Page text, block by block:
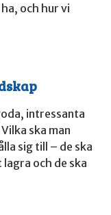
och hur vi
intressanta
ska man
sig till – de ska
och de ska